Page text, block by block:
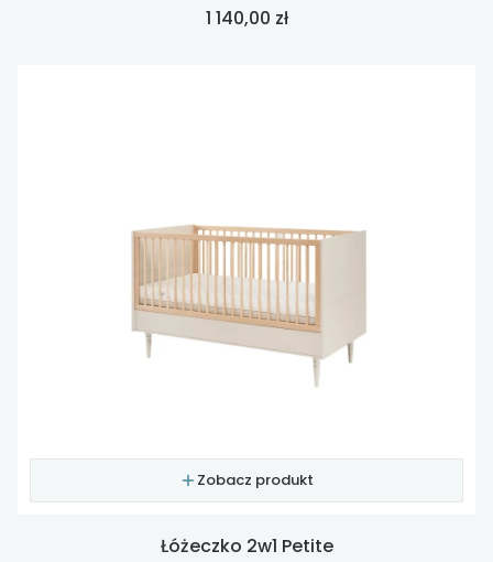
Cena
1 140,00 zł
Zobacz produkt
Łóżeczko 2w1 Petite